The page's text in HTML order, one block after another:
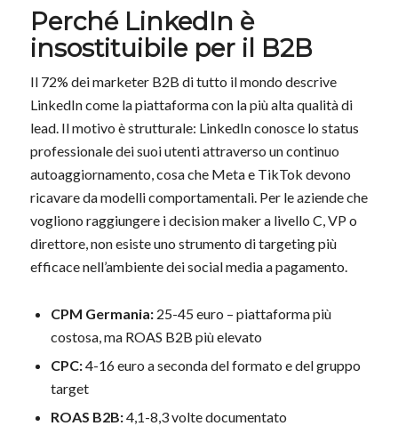
Perché LinkedIn è
insostituibile per il B2B
Il 72% dei marketer B2B di tutto il mondo descrive
LinkedIn come la piattaforma con la più alta qualità di
lead. Il motivo è strutturale: LinkedIn conosce lo status
professionale dei suoi utenti attraverso un continuo
autoaggiornamento, cosa che Meta e TikTok devono
ricavare da modelli comportamentali. Per le aziende che
vogliono raggiungere i decision maker a livello C, VP o
direttore, non esiste uno strumento di targeting più
efficace nell’ambiente dei social media a pagamento.
CPM Germania:25-45 euro – piattaforma più
costosa, ma ROAS B2B più elevato
CPC:4-16 euro a seconda del formato e del gruppo
target
ROAS B2B:4,1-8,3 volte documentato